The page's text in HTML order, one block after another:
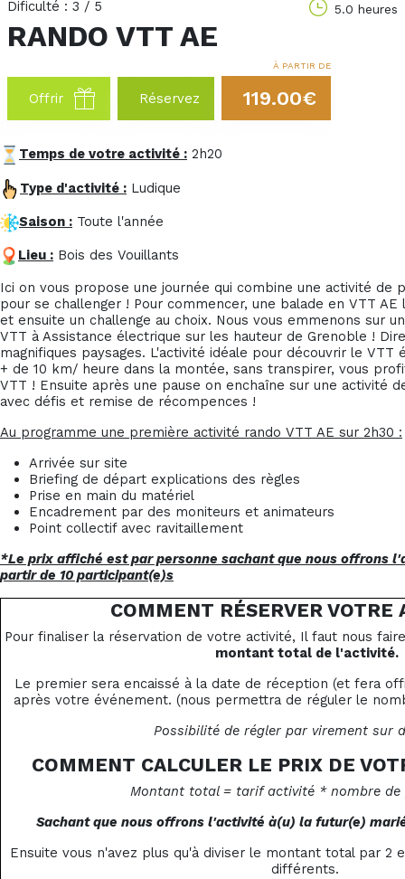
Dificulté : 3 / 5 5.0 heures
RANDO VTT AE
Offrir Réservez
À PARTIR DE
119.00€
Temps de votre activité : 2h20
Type d'activité : Ludique
Saison : Toute l'année
Lieu : Bois des Vouillants
Ici on vous propose une journée qui combine une activité de
pour se challenger ! Pour commencer, une balade en VTT
et ensuite un challenge au choix. Nous vous emmenons sur
VTT à Assistance électrique sur les hauteur de Grenoble !
magnifiques paysages. L'activité idéale pour découvrir le VTT
+ de 10 km/ heure dans la montée, sans transpirer, vous
VTT ! Ensuite après une pause on enchaîne sur une activité
avec défis et remise de récompences !
Au programme une première activité rando VTT AE sur 2h30 :
Arrivée sur site
Briefing de départ explications des règles
Prise en main du matériel
Encadrement par des moniteurs et animateurs
Point collectif avec ravitaillement
*Le prix affiché est par personne sachant que nous offrons
partir de 10 participant(e)s
COMMENT RÉSERVER VOTRE
Pour finaliser la réservation de votre activité, Il faut nous
montant total de l'activité.
Le premier sera encaissé à la date de réception (et fera
après votre événement. (nous permettra de réguler le
Possibilité de régler par virement sur
COMMENT CALCULER LE PRIX DE
Montant total = tarif activité * nombre
Sachant que nous offrons l'activité à(u) la futur(e)
Ensuite vous n'avez plus qu'à diviser le montant total par 2
différents.